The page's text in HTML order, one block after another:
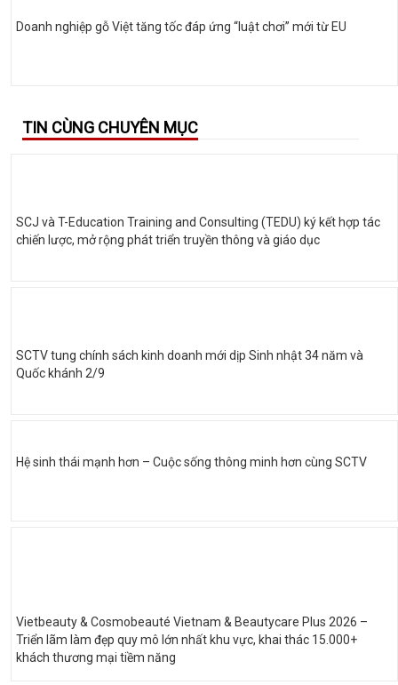
Doanh nghiệp gỗ Việt tăng tốc đáp ứng “luật chơi” mới từ EU
TIN CÙNG CHUYÊN MỤC
SCJ và T-Education Training and Consulting (TEDU) ký kết hợp tác
chiến lược, mở rộng phát triển truyền thông và giáo dục
SCTV tung chính sách kinh doanh mới dịp Sinh nhật 34 năm và
Quốc khánh 2/9
Hệ sinh thái mạnh hơn – Cuộc sống thông minh hơn cùng SCTV
Vietbeauty & Cosmobeauté Vietnam & Beautycare Plus 2026 –
Triển lãm làm đẹp quy mô lớn nhất khu vực, khai thác 15.000+
khách thương mại tiềm năng